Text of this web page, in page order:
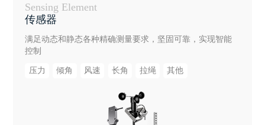
Sensing Element
传感器
满足动态和静态各种精确测量要求，坚固可靠，实现智能
控制
压力 倾角 风速 长角 拉绳 其他